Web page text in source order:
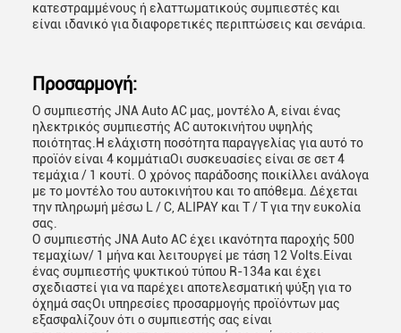
υποβολή
κατεστραμμένους ή ελαττωματικούς συμπιεστές και
είναι ιδανικό για διαφορετικές περιπτώσεις και σενάρια.
Προσαρμογή:
Ο συμπιεστής JNA Auto AC μας, μοντέλο Α, είναι ένας
ηλεκτρικός συμπιεστής AC αυτοκινήτου υψηλής
ποιότητας.Η ελάχιστη ποσότητα παραγγελίας για αυτό το
προϊόν είναι 4 κομμάτιαΟι συσκευασίες είναι σε σετ 4
τεμάχια / 1 κουτί. Ο χρόνος παράδοσης ποικίλλει ανάλογα
με το μοντέλο του αυτοκινήτου και το απόθεμα. Δέχεται
την πληρωμή μέσω L / C, ALIPAY και T / T για την ευκολία
σας.
Ο συμπιεστής JNA Auto AC έχει ικανότητα παροχής 500
τεμαχίων/ 1 μήνα και λειτουργεί με τάση 12 Volts.Είναι
ένας συμπιεστής ψυκτικού τύπου R-134a και έχει
σχεδιαστεί για να παρέχει αποτελεσματική ψύξη για το
όχημά σαςΟι υπηρεσίες προσαρμογής προϊόντων μας
εξασφαλίζουν ότι ο συμπιεστής σας είναι